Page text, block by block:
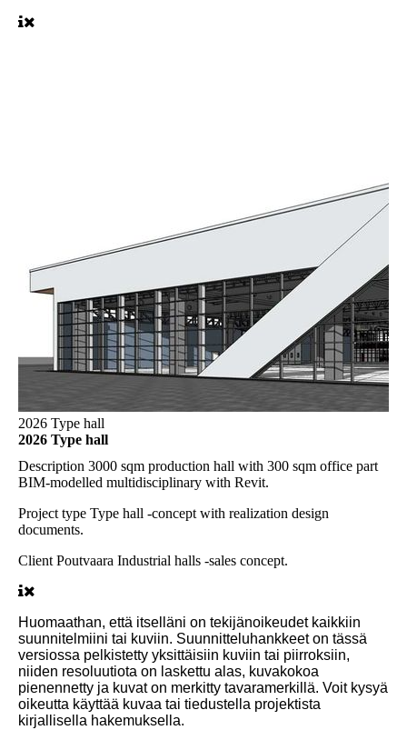
2026 Type hall
2026 Type hall
Description 3000 sqm production hall with 300 sqm office part
BIM-modelled multidisciplinary with Revit.
Project type Type hall -concept with realization design
documents.
Client Poutvaara Industrial halls -sales concept.
Huomaathan, että itselläni on tekijänoikeudet kaikkiin
suunnitelmiini tai kuviin. Suunnitteluhankkeet on tässä
versiossa pelkistetty yksittäisiin kuviin tai piirroksiin,
niiden resoluutiota on laskettu alas, kuvakokoa
pienennetty ja kuvat on merkitty tavaramerkillä. Voit kysyä
oikeutta käyttää kuvaa tai tiedustella projektista
kirjallisella hakemuksella.